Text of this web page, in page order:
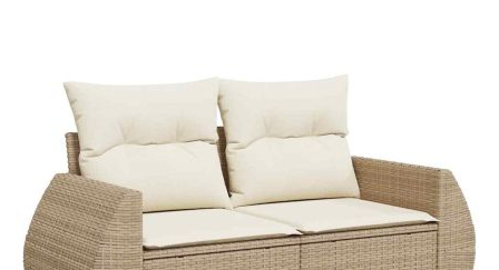
Градински диван с възглавници, 8 части, бежов
полиратан
Please select credit institution
Цена на продукта:
€660.00
Extraction of information from credit institutions
Предоставената таблица е с информационна цел.
Добавете продукта в количката си с бутона "Добави в
количката" и при поръчка ще можете да изберете броя
вноски на кредита.